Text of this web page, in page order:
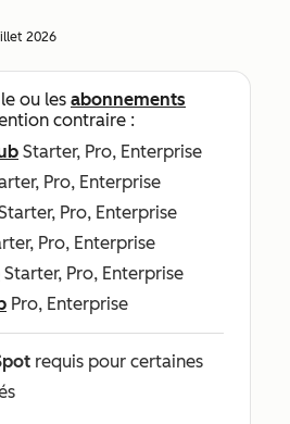
2026
ou les abonnements
contraire :
Starter, Pro, Enterprise
Pro, Enterprise
Pro, Enterprise
Pro, Enterprise
Starter, Pro, Enterprise
Pro, Enterprise
requis pour certaines